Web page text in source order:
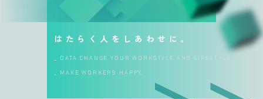
はたらく人をしあわせに。
_ DATA CHANGE YOUR WORKSTYLE AND LIFESTYLE
_ MAKE WORKERS HAPPY.